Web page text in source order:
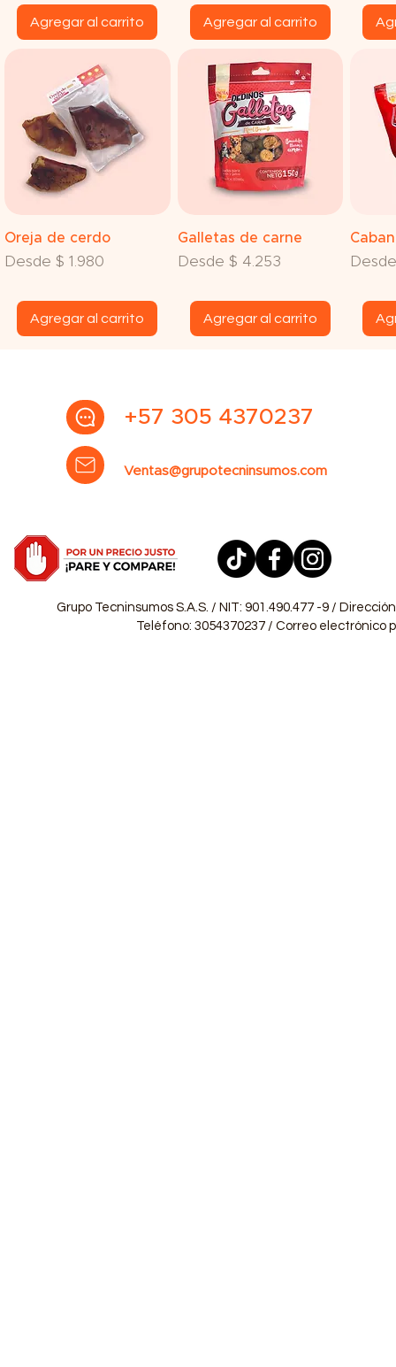
Agregar al carrito Agregar al carrito
Vista rápida
Oreja de cerdo
Desde $ 1.980
Precio de oferta
Agregar al carrito
Vista rápida
Galletas de carne
Desde $ 4.253
Precio de oferta
Agregar al carrito
+57 305 4370237
Ventas@grupotecninsumos.com
Grupo Tecninsumos S.A.S. / NIT: 901.490.477 -9 /
Teléfono: 3054370237 / Correo electrónico